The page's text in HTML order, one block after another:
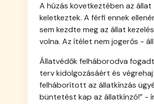
A húzás következtében az
keletkeztek. A férfi ennek
sem kezdte meg az állat
volna. Az ítélet nem jogerős -
Állatvédők felháborodva
terv kidolgozásáért és
felháborított az állatkínzás
büntetést kap az állatkínzó!” -